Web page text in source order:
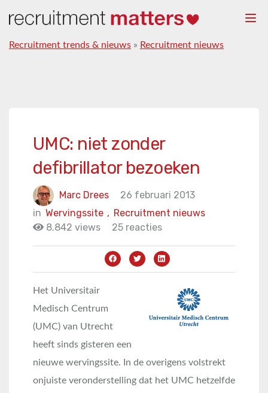
Recruitment trends & nieuws » Recruitment nieuws
UMC: niet zonder
defibrillator bezoeken
Marc Drees
26 februari 2013
in
Recruitment nieuws
Wervingssite ,
8.842 views
25 reacties
Het Universitair
Medisch Centrum
(UMC) van Utrecht
heeft sinds gisteren een
nieuwe wervingssite. In de overigens volstrekt
onjuiste veronderstelling dat het UMC hetzelfde